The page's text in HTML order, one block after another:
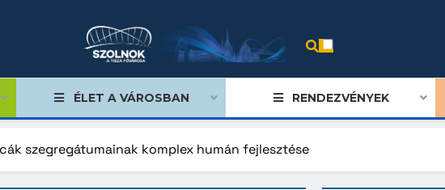
ÉLET A VÁROSBAN RENDEZVÉNYEK
szegregátumainak komplex humán fejlesztése